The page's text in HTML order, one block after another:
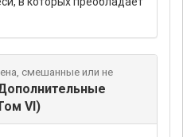
смешанные или не
VI)